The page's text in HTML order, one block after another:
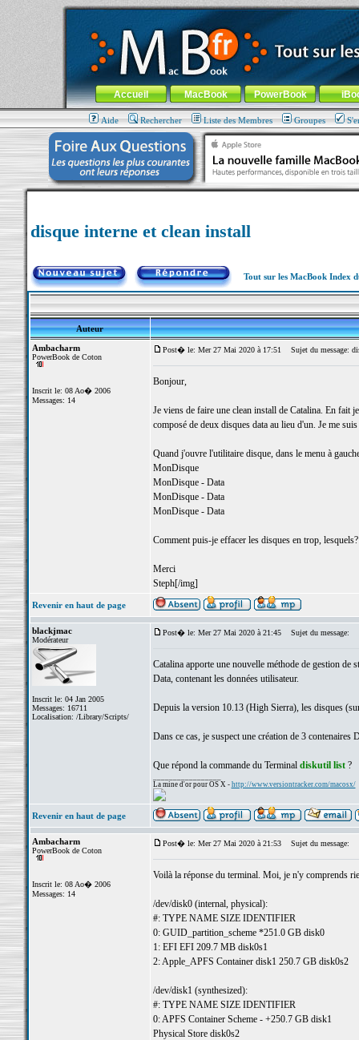
MacBook-fr.com : 100% Apple... 100% nomade !
Aller au contenu-Aller au menu général-Aller au menu de
Menu général
Accueil MacBook PowerBook
Aide Rechercher Liste des Membres Groupes
disque interne et clean install
Tout sur les MacBook Index
Auteur
Ambacharm
PowerBook de Coton
Inscrit le: 08 Ao� 2006
Messages: 14
Post� le: Mer 27 Mai 2020 à 17:51 Sujet du message:
Bonjour,
Je viens de faire une clean install de Catalina. En fait
composé de deux disques data au lieu d'un. Je me
Quand j'ouvre l'utilitaire disque, dans le menu à
MonDisque
MonDisque - Data
MonDisque - Data
MonDisque - Data
Comment puis-je effacer les disques en trop,
Merci
Steph[/img]
Revenir en haut de page
blackjmac
Modérateur
Inscrit le: 04 Jan 2005
Messages: 16711
Localisation: /Library/Scripts/
Post� le: Mer 27 Mai 2020 à 21:45 Sujet du message:
Catalina apporte une nouvelle méthode de gestion de
Data, contenant les données utilisateur.
Depuis la version 10.13 (High Sierra), les disques
Dans ce cas, je suspect une création de 3
Que répond la commande du Terminal diskutil list?
La mine d'or pour OS X - http://www.versiontracker.com/macosx/
Revenir en haut de page
Ambacharm
PowerBook de Coton
Inscrit le: 08 Ao� 2006
Messages: 14
Post� le: Mer 27 Mai 2020 à 21:53 Sujet du message:
Voilà la réponse du terminal. Moi, je n'y comprends
/dev/disk0 (internal, physical):
#: TYPE NAME SIZE IDENTIFIER
0: GUID_partition_scheme *251.0 GB disk0
1: EFI EFI 209.7 MB disk0s1
2: Apple_APFS Container disk1 250.7 GB disk0s2
/dev/disk1 (synthesized):
#: TYPE NAME SIZE IDENTIFIER
0: APFS Container Scheme - +250.7 GB disk1
Physical Store disk0s2